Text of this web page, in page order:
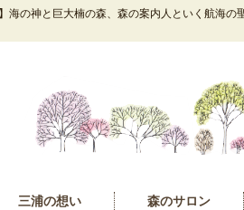
海の神と巨大楠の森、森の案内人といく航海
三浦の想い 森のサロン